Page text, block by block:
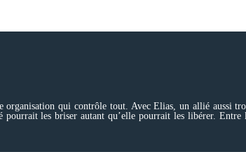
qui contrôle tout. Avec Elias, un allié aussi
les briser autant qu’elle pourrait les libérer.